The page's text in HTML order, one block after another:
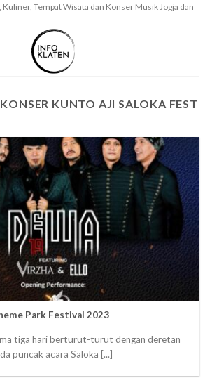
Tempat Wisata dan Konser Musik Jogja dan
KONSER KUNTO AJI SALOKA FEST
Park Festival 2023
tiga hari berturut-turut dengan deretan
puncak acara Saloka [...]